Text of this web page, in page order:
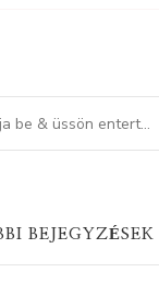
BEJEGYZÉSEK